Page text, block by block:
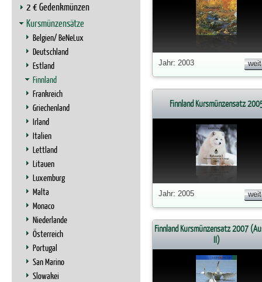
2 € Gedenkmünzen
Kursmünzensätze
Belgien/ BeNeLux
Deutschland
Estland
Finnland
Frankreich
Griechenland
Irland
Italien
Lettland
Litauen
Luxemburg
Malta
Monaco
Niederlande
Österreich
Portugal
San Marino
Slowakei
Jahr: 2003
Finnland Kursmünzensatz
Jahr: 2005
Finnland Kursmünzensatz 2007
II)